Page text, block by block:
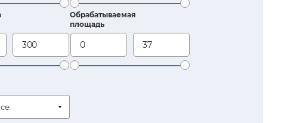
Обрабатываемая
площадь